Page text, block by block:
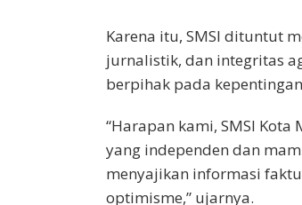
Karena itu, SMSI dituntut
jurnalistik, dan integritas
berpihak pada
“Harapan kami, SMSI
yang independen dan
menyajikan informasi
optimisme,” ujarnya.